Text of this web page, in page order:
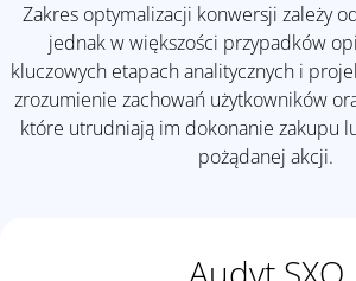
Zakres optymalizacji konwersji zależy
jednak w większości przypadków
kluczowych etapach analitycznych i
zrozumienie zachowań użytkowników
które utrudniają im dokonanie zakupu
pożądanej akcji.